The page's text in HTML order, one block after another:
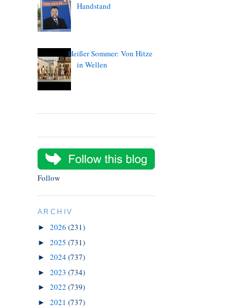
Handstand
Heißer Sommer: Von Hitze
in Wellen
Follow
ARCHIV
► 2026 (231)
► 2025 (731)
► 2024(737)
► 2023 (734)
► 2022 (739)
► 2021 (737)